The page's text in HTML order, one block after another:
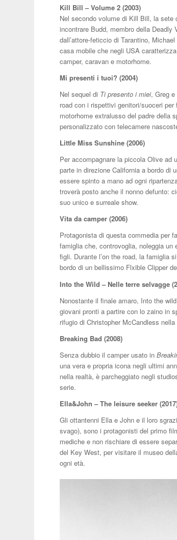
Kill Bill – Volume 2 (2003)
Nel secondo volume di Kill Bill, la sete
incontrare Budd, membro della
dall’attore-feticcio di Tarantino,
casa mobile che negli USA
camper, caravan e motorhome.
Mi presenti i tuoi? (2004)
Nel sequel di Ti presento i miei, Greg
road con i rispettivi genitori/suoceri
motorhome extralusso del padre della
personalizzato con telecamere
Little Miss Sunshine (2006)
Per accompagnare la piccola Olive ad
parte in direzione California a bordo di
essere spinto a mano ad ogni
troverà posto anche il nonno defunto:
suo unico e surreale show.
Vita da camper (2006)
Protagonista di questa commedia per
famiglia che, controvoglia, noleggia
figli. Durante l’on the road, la famiglia
bordo di un bellissimo Flxible Clipper
Into the Wild – Nelle terre selvagge
Nonostante il finale amaro, Into the
giovani pronti a partire con lo zaino in
rifugio di Christopher McCandless
Breaking Bad (2008)
Senza dubbio il camper usato in
una vera e propria icona negli ultimi
nella realtà, è parcheggiato negli
serie.
Ella&John – The leisure seeker
Gli ottantenni Ella e John e il loro
svago), sono i protagonisti del primo
mediche e non rischiare di essere
del Key West, per visitare il museo
ogni età.